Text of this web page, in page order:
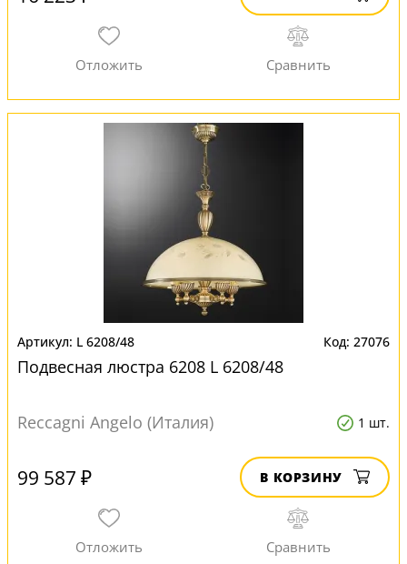
L 6208/48 27076
Подвесная люстра 6208 L 6208/48
Reccagni Angelo (Италия) 1 шт.
99 587 ₽ В КОРЗИНУ